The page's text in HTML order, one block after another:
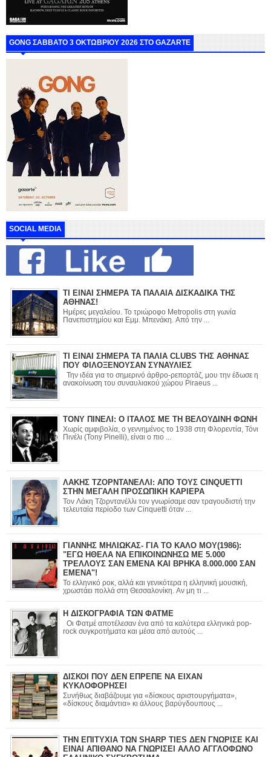
GONG ΣΑΒΒΑΤΟ 3 ΟΚΤΩΒΡΙΟΥ 2026 ΣΤΟ GAZARTE
SOCIAL MEDIA
ΤΙ ΕΙΝΑΙ ΣΗΜΕΡΑ ΤΑ ΠΑΛΑΙΑ ΔΙΣΚΑΔΙΚΑ ΤΗΣ
ΑΘΗΝΑΣ!
Ημέρες μεγαλείου. Το τριώροφο Metropolis στη γωνία
Πανεπιστημίου και Εμμ. Μπενάκη. Από την ...
ΤΙ ΕΙΝΑΙ ΣΗΜΕΡΑ ΤΑ ΠΑΛΙΑ CLUBS ΤΗΣ ΑΘΗΝΑΣ
ΠΟΥ ΦΙΛΟΞΕΝΟΥΣΑΝ ΣΥΝΑΥΛΙΕΣ
Την ιδέα για το σημερινό άρθρο-ρεπορτάζ, μου την έδωσε η
ανακοίνωση του συναυλιακού χώρου Piraeus ...
ΤΟΝΥ ΠΙΝΕΛΙ: Ο ΙΤΑΛΟΣ ΜΕ ΤΗ ΒΕΛΟΥΔΙΝΗ ΦΩΝΗ
Χωρίς αμφιβολία, ο γεννημένος το 1938 στη Φλορεντία, Τόνι
Πινέλι (Tony Pinelli), είναι ο πιο ...
ΛΑΚΗΣ ΤΖΟΡΝΤΑΝΕΛΛΙ: ΑΠΟ ΤΟΥΣ CINQUETTI
ΣΤΗΝ ΜΕΓΑΛΗ ΠΡΟΣΩΠΙΚΗ ΚΑΡΙΕΡΑ
Τον Λάκη Τζορντανέλλι τον γνωρίσαμε σαν τραγουδιστή την
τελευταία περίοδο των Cinquetti όταν ...
ΓΙΑΝΝΗΣ ΜΗΛΙΩΚΑΣ- ΓΙΑ ΤΟ ΚΑΛΟ ΜΟΥ(1986):
"ΕΓΩ ΗΘΕΛΑ ΝΑ ΕΠΙΚΟΙΝΩΝΗΣΩ ΜΕ 5.000
ΤΡΕΛΛΟΥΣ ΣΑΝ ΕΜΕΝΑ ΚΑΙ ΒΡΗΚΑ 8.000.000 ΣΑΝ
ΕΜΕΝΑ"!
Το ελληνικό ροκ, αλλά και γενικότερα η ελληνική μουσική,
χρωστάει πολλά στη Θεσσαλονίκη. Αν μη τι ...
Η ΔΙΣΚΟΓΡΑΦΙΑ ΤΩΝ ΦΑΤΜΕ
Οι Φατμέ αποτέλεσαν ένα από τα καλύτερα ελληνικά pop-
rock συγκροτήματα και μέσα από αυτούς ...
ΔΙΣΚΟΙ ΠΟΥ ΔΕΝ ΕΠΡΕΠΕ ΝΑ ΕΙΧΑΝ
ΚΥΚΛΟΦΟΡΗΣΕΙ
Συνήθως διαβάζουμε για «δίσκους αριστουργήματα»,
«δίσκους διαμάντια» κι άλλους βαρύγδουπους ...
ΤΗΝ ΕΠΙΤΥΧΙΑ ΤΩΝ SHARP TIES ΔΕΝ ΓΝΩΡΙΣΕ ΚΑΙ
ΕΙΝΑΙ ΑΠΙΘΑΝΟ ΝΑ ΓΝΩΡΙΣΕΙ ΑΛΛΟ ΑΓΓΛΟΦΩΝΟ